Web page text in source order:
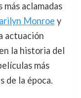
más aclamadas
Monroe y
actuación
la historia del
más
de la época.